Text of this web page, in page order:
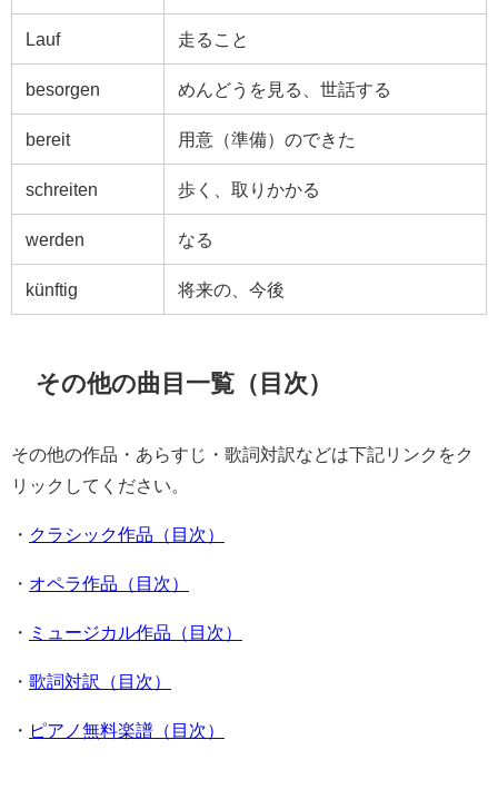
Lauf 走ること
besorgen めんどうを見る、世話する
bereit 用意（準備）のできた
schreiten 歩く、取りかかる
werden なる
künftig 将来の、今後
その他の曲目一覧（目次）
その他の作品・あらすじ・歌詞対訳などは下記リンクをク
リックしてください。
・ クラシック作品（目次）
・ オペラ作品（目次）
・ ミュージカル作品（目次）
・ 歌詞対訳（目次）
・ ピアノ無料楽譜（目次）